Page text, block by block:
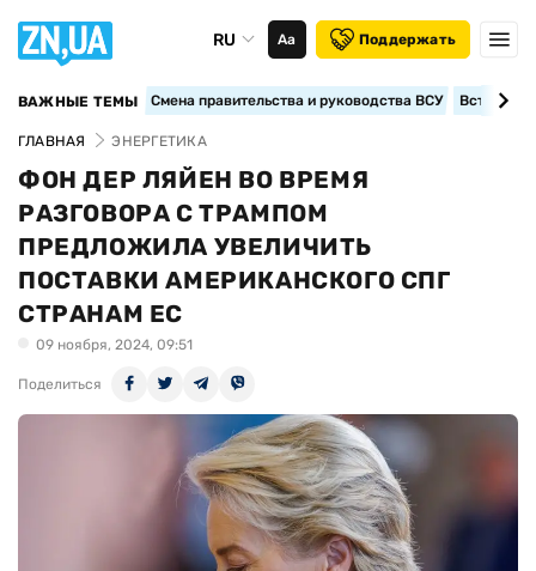
RU Аа Поддержать
ВАЖНЫЕ ТЕМЫ Смена правительства и руководства ВСУ
ГЛАВНАЯ ЭНЕРГЕТИКА
ФОН ДЕР ЛЯЙЕН ВО ВРЕМЯ
РАЗГОВОРА С ТРАМПОМ
ПРЕДЛОЖИЛА УВЕЛИЧИТЬ
ПОСТАВКИ АМЕРИКАНСКОГО СПГ
СТРАНАМ ЕС
09 ноября, 2024, 09:51
Поделиться